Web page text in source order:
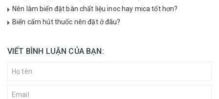
Nên làm biển đặt bàn chất liệu inoc hay mica tốt hơn?
Biển cấm hút thuốc nên đặt ở đâu?
VIẾT BÌNH LUẬN CỦA BẠN: